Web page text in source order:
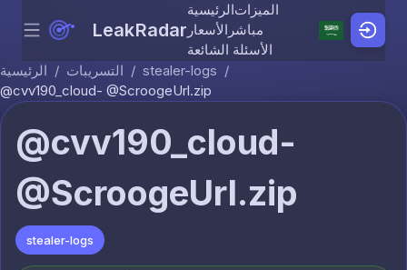
Skip to content
Menu LeakRadar
الرئيسيةالميزات
الأسعار مباشر
الأسئلة الشائعة
الرئيسية / التسريبات / stealer-logs /
@cvv190_cloud- @ScroogeUrl.zip
@cvv190_cloud-
@ScroogeUrl.zip
stealer-logs